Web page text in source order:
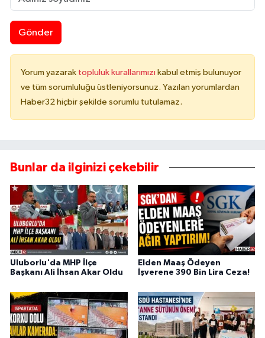
Gönder
Yorum yazarak topluluk kurallarımızı kabul etmiş bulunuyor
ve tüm sorumluluğu üstleniyorsunuz. Yazılan yorumlardan
Haber32 hiçbir şekilde sorumlu tutulamaz.
Bunlar da ilginizi çekebilir
Uluborlu'da MHP İlçe
Başkanı Ali İhsan Akar Oldu
Elden Maaş Ödeyen
İşverene 390 Bin Lira Ceza!